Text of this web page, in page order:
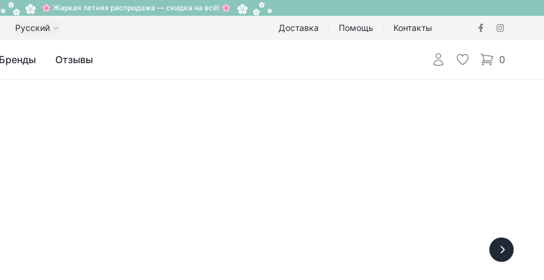
🌸 Жаркая летняя распродажа — скидка на всё! 🌸
Русский Доставка Помощь Контакты
Отзывы Авторизоваться
Избранное
0
items in cart,